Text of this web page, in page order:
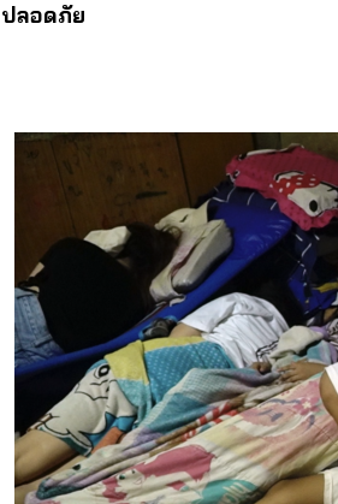
ปลอดภัย